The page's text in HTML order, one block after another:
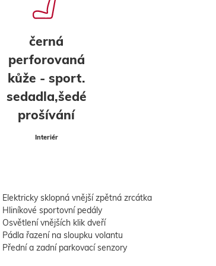
černá
perforovaná
kůže - sport.
sedadla,šedé
prošívání
Interiér
Elektricky sklopná vnější zpětná zrcátka
Hliníkové sportovní pedály
Osvětlení vnějších klik dveří
Pádla řazení na sloupku volantu
Přední a zadní parkovací senzory